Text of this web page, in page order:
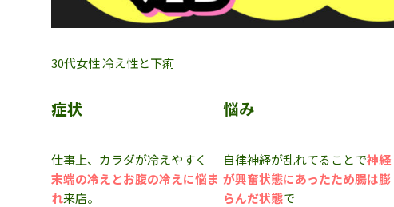
30代女性 冷え性と下痢
症状
仕事上、カラダが冷えやすく
末端の冷えとお腹の冷えに悩ま
れ来店。
悩み
自律神経が乱れてることで神経
が興奮状態にあったため腸は膨
らんだ状態で